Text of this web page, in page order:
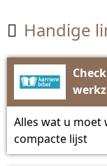
 Handige
Alles wat u moet
compacte lijst